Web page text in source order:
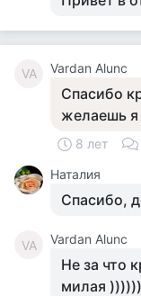
VA Vardan Alunc
Спасибо
желаешь я
8 лет
Наталия
Спасибо,
VA Vardan Alunc
Не за что
милая ))))))